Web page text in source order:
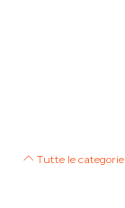
Tutte le categorie